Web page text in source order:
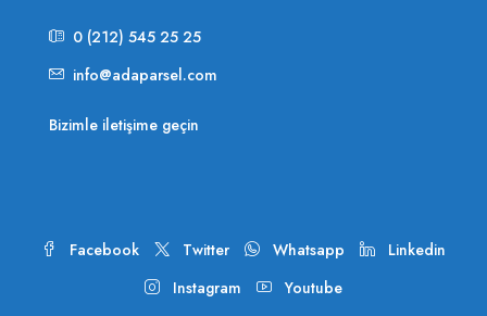
0 (212) 545 25 25
info@adaparsel.com
Bizimle iletişime geçin
Facebook Twitter Whatsapp
Linkedin
Instagram
Youtube